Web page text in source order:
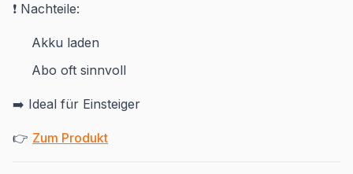
❗ Nachteile:
Akku laden
Abo oft sinnvoll
➡️ Ideal für Einsteiger
👉 Zum Produkt